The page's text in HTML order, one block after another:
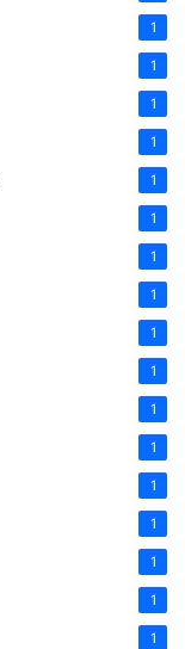
1
1
1
1
1
1
1
1
1
1
1
1
1
1
1
1
1